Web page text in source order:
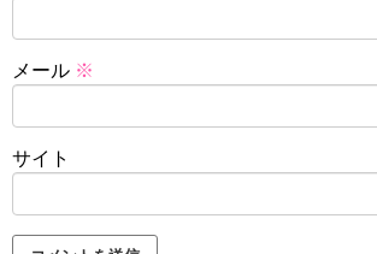
メール ※
サイト